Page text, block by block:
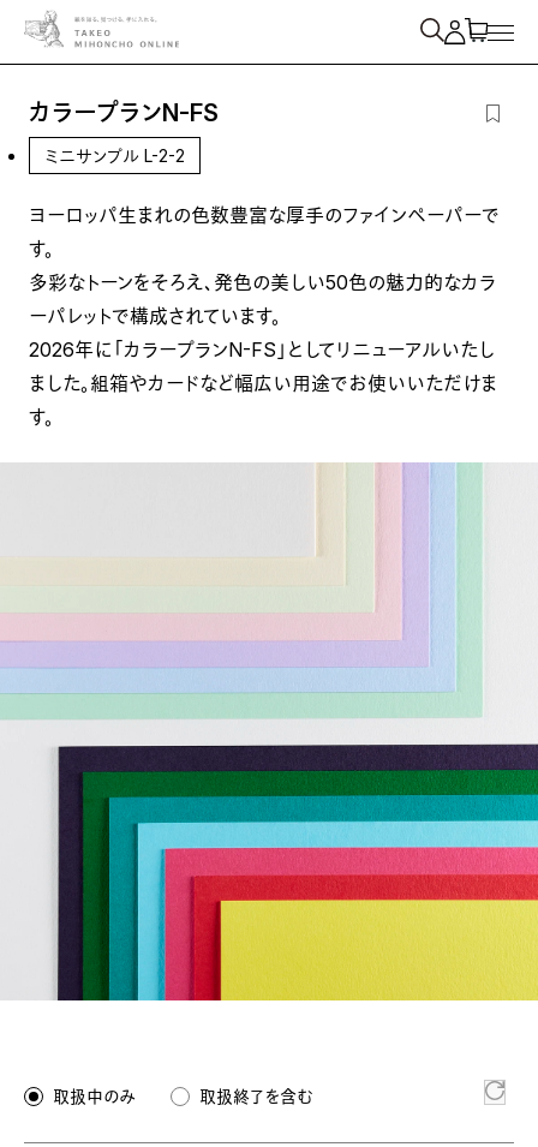
紙を検索
カラープランN-FS
ミニサンプル L-2-2
ヨーロッパ生まれの色数豊富な厚手のファインペーパーで
す。
多彩なトーンをそろえ、発色の美しい50色の魅力的なカラ
ーパレットで構成されています。
2026年に「カラープランN-FS」としてリニューアルいたし
ました。組箱やカードなど幅広い用途でお使いいただけま
す。
取扱中のみ 取扱終了を含む